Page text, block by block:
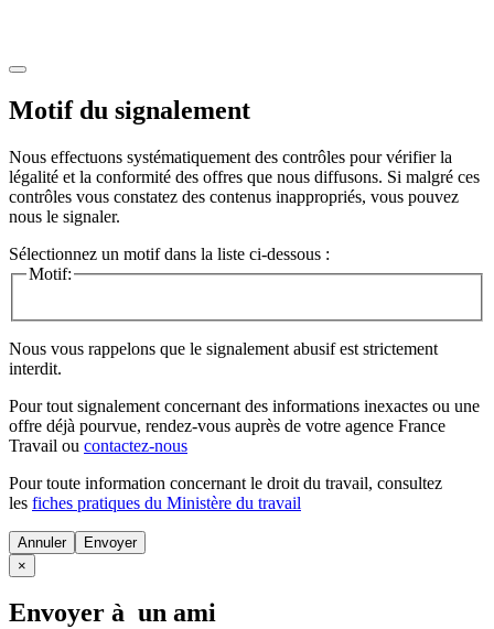
Motif du signalement
Nous effectuons systématiquement des contrôles pour vérifier la
légalité et la conformité des offres que nous diffusons. Si malgré ces
contrôles vous constatez des contenus inappropriés, vous pouvez
nous le signaler.
Sélectionnez un motif dans la liste ci-dessous :
Motif:
Nous vous rappelons que le signalement abusif est strictement
interdit.
Pour tout signalement concernant des informations inexactes ou une
offre déjà pourvue, rendez-vous auprès de votre agence France
Travail ou contactez-nous
Pour toute information concernant le droit du travail, consultez
les fiches pratiques du Ministère du travail
Annuler
×
Envoyer à un ami